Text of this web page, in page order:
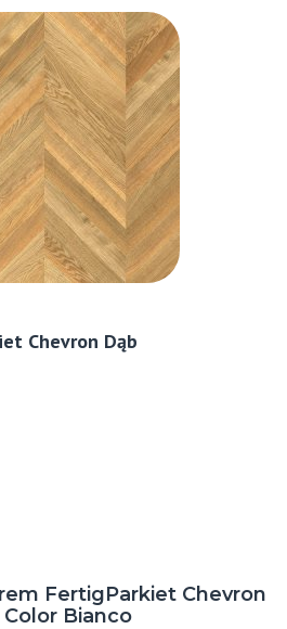
Chevron Dąb
FertigParkiet Chevron
Color Bianco